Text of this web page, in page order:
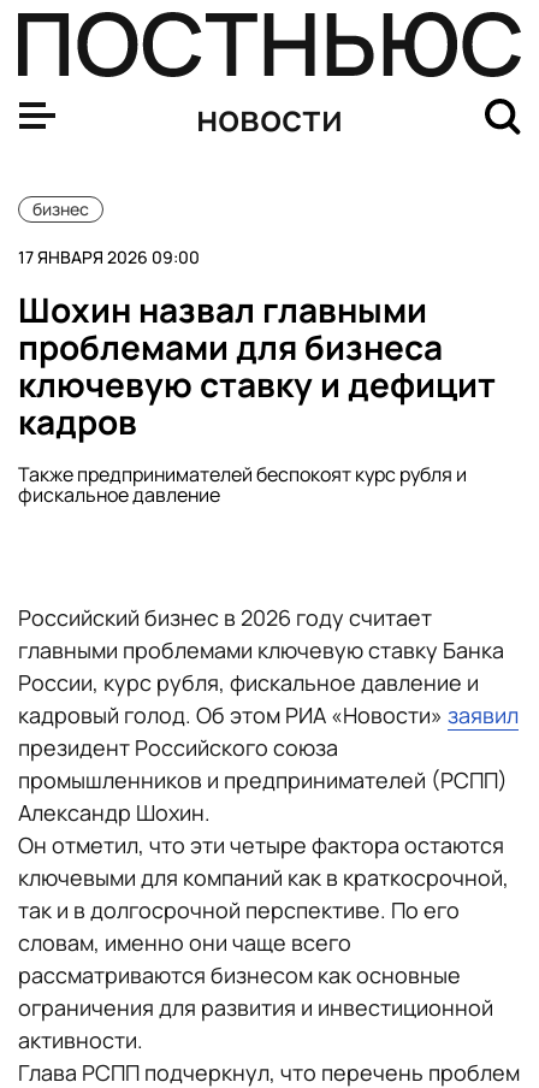
новости
бизнес
17 ЯНВАРЯ 2026 09:00
Шохин назвал главными
проблемами для бизнеса
ключевую ставку и дефицит
кадров
Также предпринимателей беспокоят курс рубля и
фискальное давление
Российский бизнес в 2026 году считает
главными проблемами ключевую ставку Банка
России, курс рубля, фискальное давление и
кадровый голод. Об этом РИА «Новости» заявил
президент Российского союза
промышленников и предпринимателей (РСПП)
Александр Шохин.
Он отметил, что эти четыре фактора остаются
ключевыми для компаний как в краткосрочной,
так и в долгосрочной перспективе. По его
словам, именно они чаще всего
рассматриваются бизнесом как основные
ограничения для развития и инвестиционной
активности.
Глава РСПП подчеркнул, что перечень проблем
Представители бизнеса на Камчатке бьют тревогу из-